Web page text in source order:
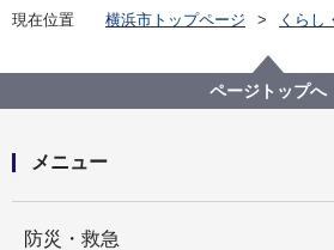
現在位置 横浜市トップページ
くらし
ページトップへ
メニュー
防災・救急